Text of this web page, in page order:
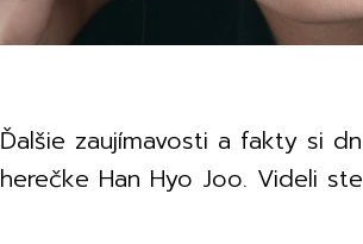
Ďalšie zaujímavosti a fakty si
herečke Han Hyo Joo. Videli